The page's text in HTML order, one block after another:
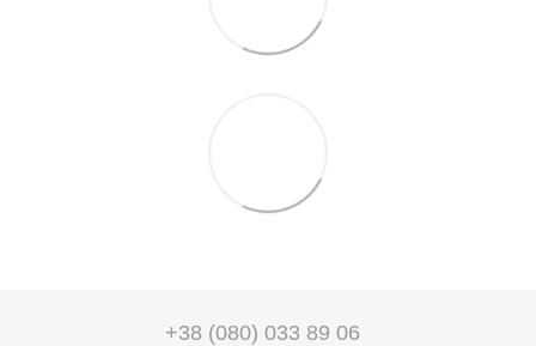
+38 (080) 033 89 06